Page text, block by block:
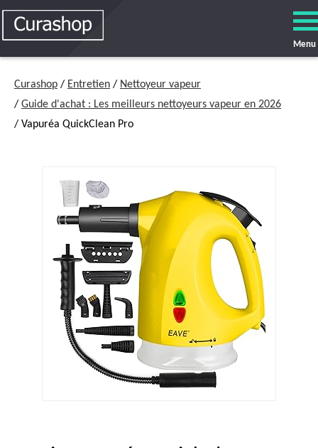
Menu
Curashop / Entretien / Nettoyeur vapeur
/ Guide d'achat : Les meilleurs nettoyeurs vapeur en 2026
/ Vapuréa QuickClean Pro